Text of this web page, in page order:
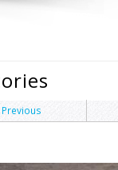
Previous